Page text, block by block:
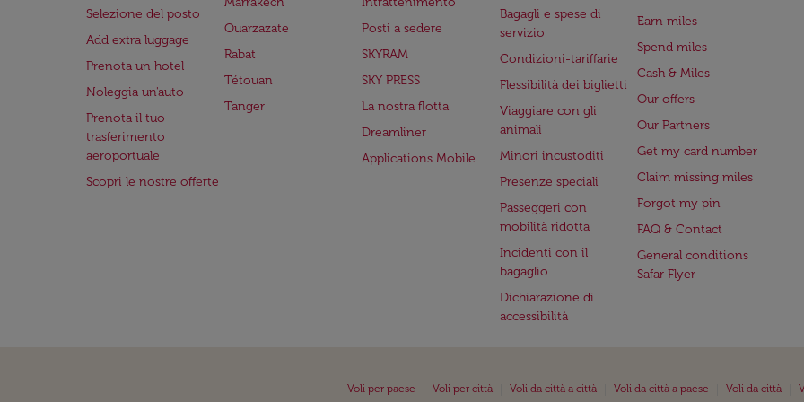
Selezione del posto
Add extra luggage
Prenota un hotel
Noleggia un'auto
Prenota il tuo
trasferimento
aeroportuale
Scopri le nostre offerte
Ouarzazate
Rabat
Tétouan
Tanger
Posti a sedere
SKYRAM
SKY PRESS
La nostra flotta
Dreamliner
Applications Mobile
Bagagli e spese di
servizio
Condizioni-tariffarie
Flessibilità dei biglietti
Viaggiare con gli
animali
Minori incustoditi
Presenze speciali
Passeggeri con
mobilità ridotta
Incidenti con il
bagaglio
Dichiarazione di
accessibilità
Earn miles
Spend miles
Cash & Miles
Our offers
Our Partners
Get my card number
Claim missing miles
Forgot my pin
FAQ & Contact
General conditions
Safar Flyer
Voli per paese Voli per città Voli da città a città Voli da città a paese Voli da città